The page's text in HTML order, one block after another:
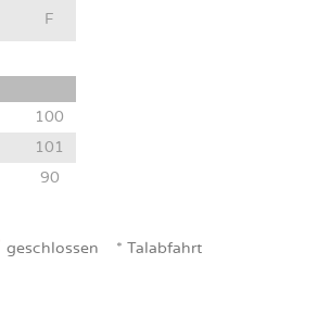
F
100
101
90
geschlossen * Talabfahrt